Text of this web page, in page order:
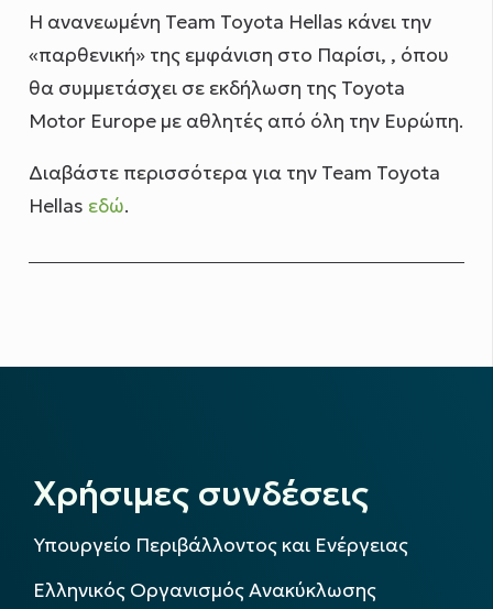
Η ανανεωμένη Team Toyota Hellas κάνει την
«παρθενική» της εμφάνιση στο Παρίσι, , όπου
θα συμμετάσχει σε εκδήλωση της Toyota
Motor Europe με αθλητές από όλη την Ευρώπη.
Διαβάστε περισσότερα για την Team Toyota
Hellas εδώ.
Χρήσιμες συνδέσεις
Υπουργείο Περιβάλλοντος και Ενέργειας
Ελληνικός Οργανισμός Ανακύκλωσης